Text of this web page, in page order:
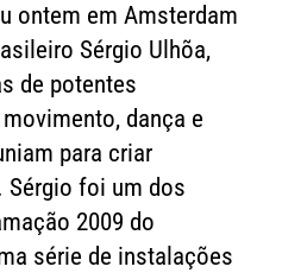
ontem em Amsterdam
Sérgio Ulhõa,
de potentes
dança e
para criar
Sérgio foi um dos
2009 do
série de instalações